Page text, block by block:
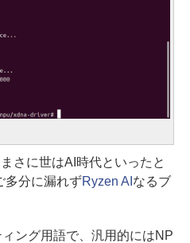
さに世はAI時代といったと
多分に漏れずRyzen AI なるブ
ング用語で、汎用的にはNP